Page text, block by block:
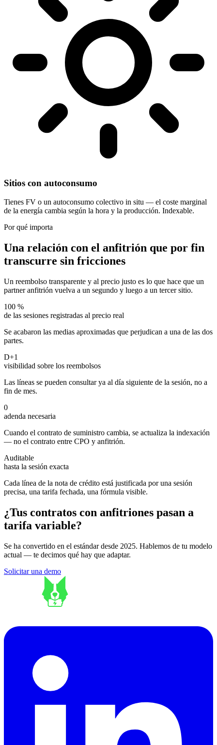
Sitios con autoconsumo
Tienes FV o un autoconsumo colectivo in situ — el coste marginal
de la energía cambia según la hora y la producción. Indexable.
Por qué importa
Una relación con el anfitrión que por fin
transcurre sin fricciones
Un reembolso transparente y al precio justo es lo que hace que un
partner anfitrión vuelva a un segundo y luego a un tercer sitio.
100 %
de las sesiones registradas al precio real
Se acabaron las medias aproximadas que perjudican a una de las dos
partes.
D+1
visibilidad sobre los reembolsos
Las líneas se pueden consultar ya al día siguiente de la sesión, no a
fin de mes.
0
adenda necesaria
Cuando el contrato de suministro cambia, se actualiza la indexación
— no el contrato entre CPO y anfitrión.
Auditable
hasta la sesión exacta
Cada línea de la nota de crédito está justificada por una sesión
precisa, una tarifa fechada, una fórmula visible.
¿Tus contratos con anfitriones pasan a
tarifa variable?
Se ha convertido en el estándar desde 2025. Hablemos de tu modelo
actual — te decimos qué hay que adaptar.
Solicitar una demo